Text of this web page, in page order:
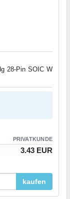
28-Pin SOIC W
PRIVATKUNDE
3.43 EUR
kaufen